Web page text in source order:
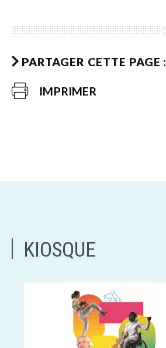
PARTAGER CETTE PAGE :
IMPRIMER
KIOSQUE